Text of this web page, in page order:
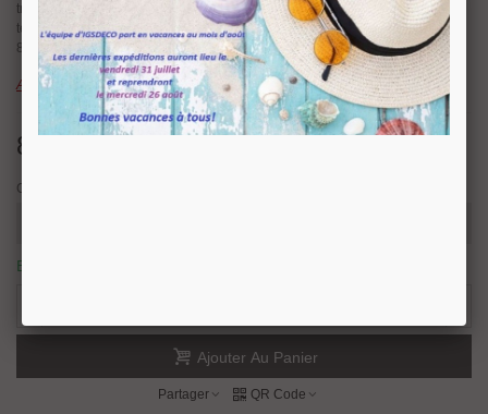
translucide. Idéal pour les pièces d'eau, nous vous la proposons en quatre
teintes, orange, bleu, vert et blanc. Dimensions : longueur 450 mm, hauteur
80 mm et largeur 250 mm.
Attention : dernières pièces disponibles.
82,88 €
Couleur
En stock
Ajouter Au Panier
Partager QR Code